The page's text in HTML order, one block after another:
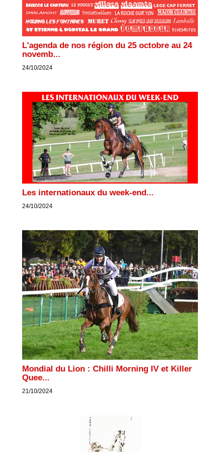
L'agenda de nos région du 25 octobre au 24
novemb...
24/10/2024
Les internationaux du week-end...
24/10/2024
Mondial du Lion : Chilli Morning IV et Killer
Quee...
21/10/2024